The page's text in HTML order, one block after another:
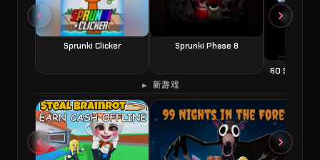
Sprunki Clicker Sprunki Phase 8
60 Second
► 新游戏